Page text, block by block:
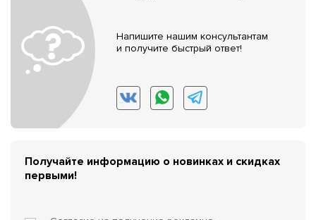
Напишите нашим консультантам
и получите быстрый ответ!
Получайте информацию о новинках и скидках
первыми!